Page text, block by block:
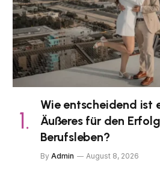
Wie entscheidend ist
Äußeres für den
Berufsleben?
By Admin August 8, 2026